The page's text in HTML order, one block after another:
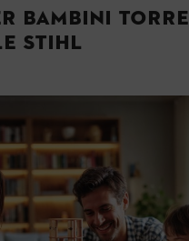
bambini Torre
STIHL